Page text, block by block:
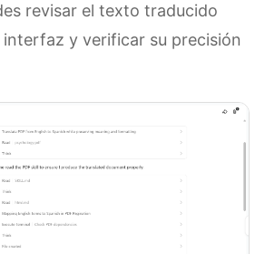
revisar el texto traducido
y verificar su precisión